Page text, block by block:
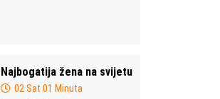
Najbogatija žena na svijetu
02 Sat 01 Minuta